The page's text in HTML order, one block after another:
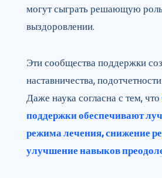
могут сыграть решающую
выздоровлении.
Эти сообщества поддержки
наставничества,
Даже наука согласна с тем, что
поддержки обеспечивают
режима лечения, снижение
улучшение навыков